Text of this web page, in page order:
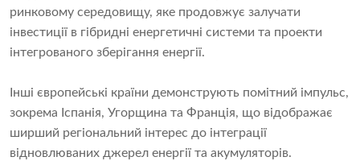
ринковому середовищу, яке продовжує залучати
інвестиції в гібридні енергетичні системи та проекти
інтегрованого зберігання енергії.
Інші європейські країни демонструють помітний імпульс,
зокрема Іспанія, Угорщина та Франція, що відображає
ширший регіональний інтерес до інтеграції
відновлюваних джерел енергії та акумуляторів.